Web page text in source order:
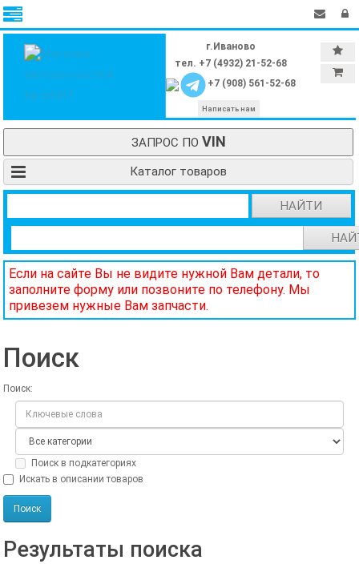
г.Иваново
тел. +7 (4932) 21-52-68
+7 (908) 561-52-68
Написать нам
ЗАПРОС ПО VIN
Каталог товаров
НАЙТИ
Если на сайте Вы не видите нужной Вам детали, то
заполните форму или позвоните по телефону. Мы
привезем нужные Вам запчасти.
Поиск
Поиск:
Поиск в подкатегориях
Искать в описании товаров
Результаты поиска